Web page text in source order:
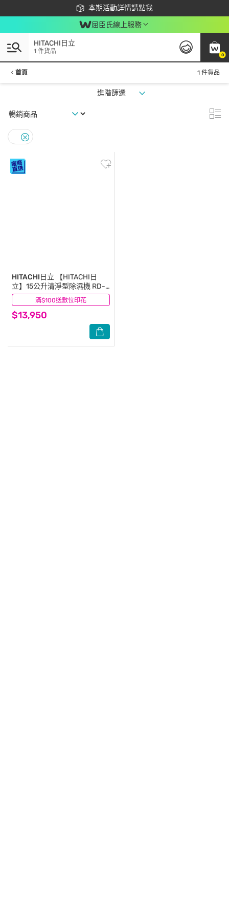
本期活動詳情請點我
下載app最高回饋$350
屈臣氏線上服務
0
HITACHI日立
1 件貨品
首頁 1 件貨品
進階篩選
滿$100送數位印花
HITACHI日立 【HITACHI日
立】15公升清淨型除濕機 RD-
300HC
$13,950
(0)